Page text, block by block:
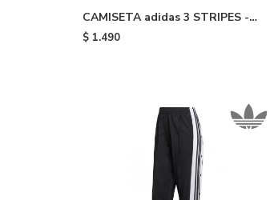
CAMISETA adidas 3 STRIPES -
Beige
$ 1.490